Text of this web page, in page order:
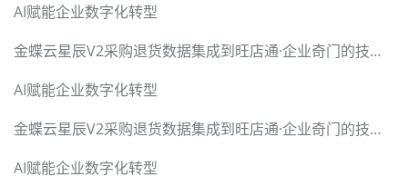
AI赋能企业数字化转型
金蝶云星辰V2采购退货数据集成到旺店通·企业奇门的技术实现
AI赋能企业数字化转型
金蝶云星辰V2采购退货数据集成到旺店通·企业奇门的技术实现
AI赋能企业数字化转型